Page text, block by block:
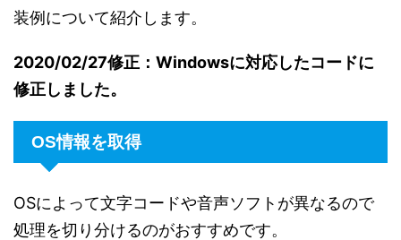
装例について紹介します。
2020/02/27修正：Windowsに対応したコードに
修正しました。
OS情報を取得
OSによって文字コードや音声ソフトが異なるので
処理を切り分けるのがおすすめです。